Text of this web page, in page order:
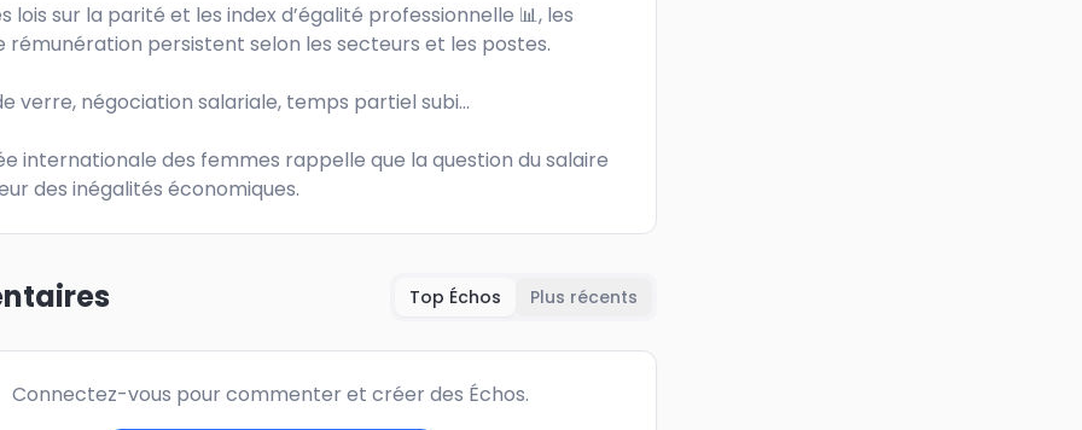
lois sur la parité et les index d’égalité professionnelle 📊, les
rémunération persistent selon les secteurs et les postes.
verre, négociation salariale, temps partiel subi…
internationale des femmes rappelle que la question du salaire
des inégalités économiques.
Top Échos Plus récents
Connectez-vous pour commenter et créer des Échos.